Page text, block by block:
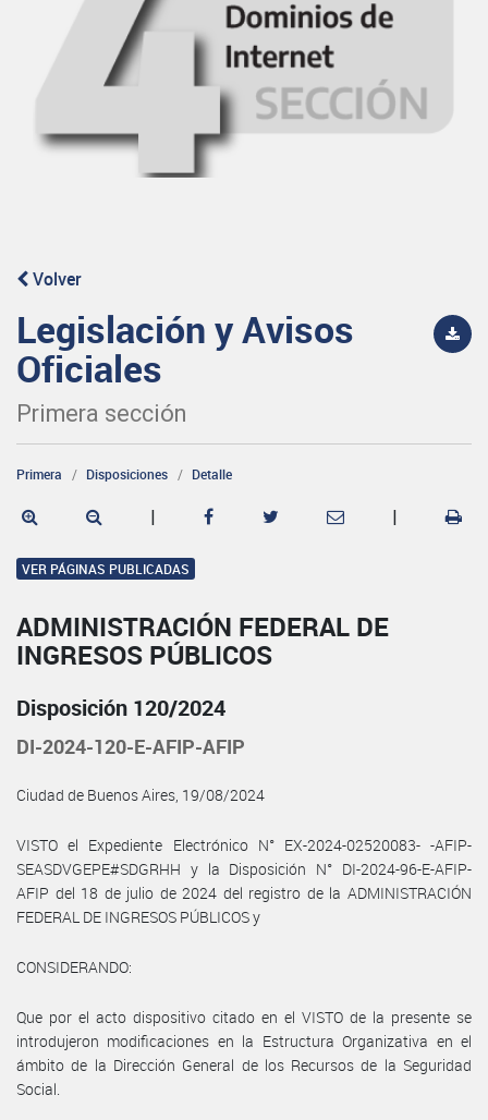
Volver
Legislación y Avisos
Oficiales
Primera sección
Primera Disposiciones Detalle
| |
VER PÁGINAS PUBLICADAS
ADMINISTRACIÓN FEDERAL DE
INGRESOS PÚBLICOS
Disposición 120/2024
DI-2024-120-E-AFIP-AFIP
Ciudad de Buenos Aires, 19/08/2024
VISTO el Expediente Electrónico N° EX-2024-02520083- -AFIP-
SEASDVGEPE#SDGRHH y la Disposición N° DI-2024-96-E-AFIP-
AFIP del 18 de julio de 2024 del registro de la ADMINISTRACIÓN
FEDERAL DE INGRESOS PÚBLICOS y
CONSIDERANDO:
Que por el acto dispositivo citado en el VISTO de la presente se
introdujeron modificaciones en la Estructura Organizativa en el
ámbito de la Dirección General de los Recursos de la Seguridad
Social.